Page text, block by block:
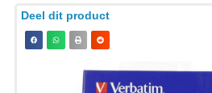
Deel dit product